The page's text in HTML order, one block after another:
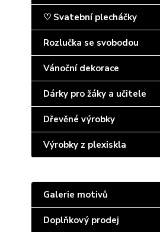
♡ Svatební plecháčky
Rozlučka se svobodou
Vánoční dekorace
Dárky pro žáky a učitele
Dřevěné výrobky
Výrobky z plexiskla
Galerie motivů
Doplňkový prodej